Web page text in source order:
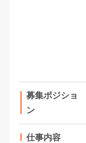
募集ポジショ
ン
仕事内容